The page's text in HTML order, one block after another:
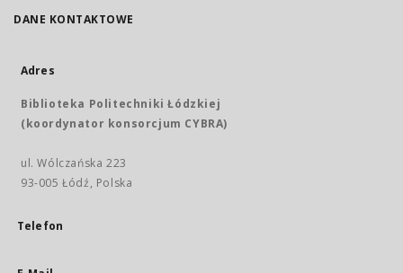
DANE KONTAKTOWE
Adres
Biblioteka Politechniki Łódzkiej
(koordynator konsorcjum CYBRA)
ul. Wólczańska 223
93-005 Łódź, Polska
Telefon